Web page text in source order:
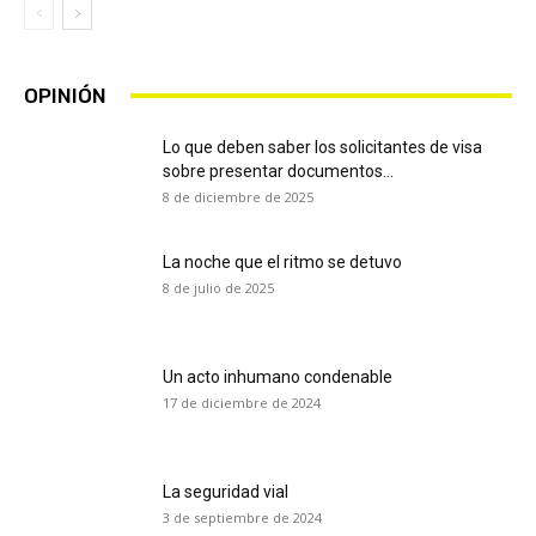
OPINIÓN
Lo que deben saber los solicitantes de visa
sobre presentar documentos...
8 de diciembre de 2025
La noche que el ritmo se detuvo
8 de julio de 2025
Un acto inhumano condenable
17 de diciembre de 2024
La seguridad vial
3 de septiembre de 2024